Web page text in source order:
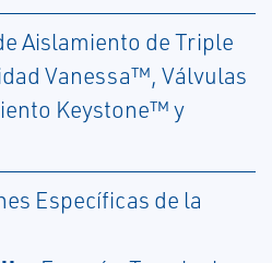
Aislamiento de Triple
Vanessa™, Válvulas
Keystone™ y
Específicas de la